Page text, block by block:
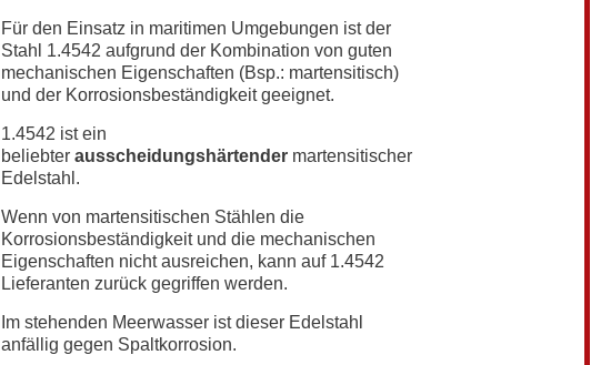
Für den Einsatz in maritimen Umgebungen ist der
Stahl 1.4542 aufgrund der Kombination von guten
mechanischen Eigenschaften (Bsp.: martensitisch)
und der Korrosionsbeständigkeit geeignet.
1.4542 ist ein
beliebter ausscheidungshärtendermartensitischer
Edelstahl.
Wenn von martensitischen Stählen die
Korrosionsbeständigkeit und die mechanischen
Eigenschaften nicht ausreichen, kann auf 1.4542
Lieferanten zurück gegriffen werden.
Im stehenden Meerwasser ist dieser Edelstahl
anfällig gegen Spaltkorrosion.